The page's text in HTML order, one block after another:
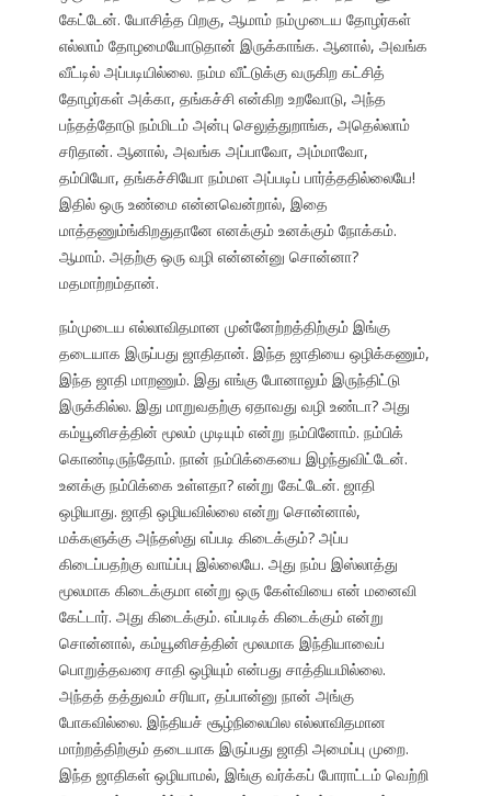
கேட்டேன். யோசித்த பிறகு, ஆமாம் நம்முடைய தோழர்கள்
எல்லாம் தோழமையோடுதான் இருக்காங்க. ஆனால், அவங்க
வீட்டில் அப்படியில்லை. நம்ம வீட்டுக்கு வருகிற கட்சித்
தோழர்கள் அக்கா, தங்கச்சி என்கிற உறவோடு, அந்த
பந்தத்தோடு நம்மிடம் அன்பு செலுத்துறாங்க, அதெல்லாம்
சரிதான். ஆனால், அவங்க அப்பாவோ, அம்மாவோ,
தம்பியோ, தங்கச்சியோ நம்மள அப்படிப் பார்த்ததில்லையே!
இதில் ஒரு உண்மை என்னவென்றால், இதை
மாத்தணும்ங்கிறதுதானே எனக்கும் உனக்கும் நோக்கம்.
ஆமாம். அதற்கு ஒரு வழி என்னன்னு சொன்னா?
மதமாற்றம்தான்.
நம்முடைய எல்லாவிதமான முன்னேற்றத்திற்கும் இங்கு
தடையாக இருப்பது ஜாதிதான். இந்த ஜாதியை ஒழிக்கணும்,
இந்த ஜாதி மாறணும். இது எங்கு போனாலும் இருந்திட்டு
இருக்கில்ல. இது மாறுவதற்கு ஏதாவது வழி உண்டா? அது
கம்யூனிசத்தின் மூலம் முடியும் என்று நம்பினோம். நம்பிக்
கொண்டிருந்தோம். நான் நம்பிக்கையை இழந்துவிட்டேன்.
உனக்கு நம்பிக்கை உள்ளதா? என்று கேட்டேன். ஜாதி
ஒழியாது. ஜாதி ஒழியவில்லை என்று சொன்னால்,
மக்களுக்கு அந்தஸ்து எப்படி கிடைக்கும்? அப்ப
கிடைப்பதற்கு வாய்ப்பு இல்லையே. அது நம்ப இஸ்லாத்து
மூலமாக கிடைக்குமா என்று ஒரு கேள்வியை என் மனைவி
கேட்டார். அது கிடைக்கும். எப்படிக் கிடைக்கும் என்று
சொன்னால், கம்யூனிசத்தின் மூலமாக இந்தியாவைப்
பொறுத்தவரை சாதி ஒழியும் என்பது சாத்தியமில்லை.
அந்தத் தத்துவம் சரியா, தப்பான்னு நான் அங்கு
போகவில்லை. இந்தியச் சூழ்நிலையில எல்லாவிதமான
மாற்றத்திற்கும் தடையாக இருப்பது ஜாதி அமைப்பு முறை.
இந்த ஜாதிகள் ஒழியாமல், இங்கு வர்க்கப் போராட்டம் வெற்றி